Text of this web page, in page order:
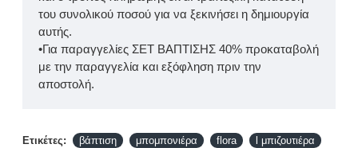
του συνολικού ποσού για να ξεκινήσει η δημιουργία
αυτής.
•Για παραγγελίες ΣΕΤ ΒΑΠΤΙΣΗΣ 40% προκαταβολή
με την παραγγελία και εξόφληση πριν την
αποστολή.
Ετικέτες: βάπτιση μπομπονιέρα flora l μπιζουτιέρα